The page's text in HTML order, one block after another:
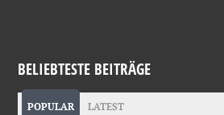
BELIEBTESTE BEITRÄGE
POPULAR LATEST